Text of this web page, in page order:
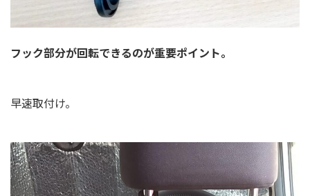
フック部分が回転できるのが重要ポイント。
早速取付け。